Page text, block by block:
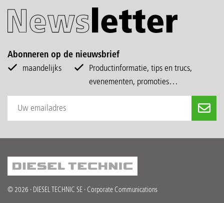
Abonneren op de nieuwsbrief
maandelijks
Productinformatie, tips en trucs,
evenementen, promoties…
© 2026 · DIESEL TECHNIC SE · Corporate Communications